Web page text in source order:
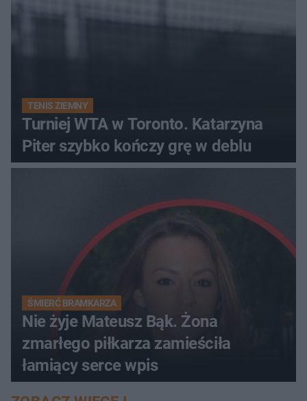
TENIS ZIEMNY
Turniej WTA w Toronto. Katarzyna
Piter szybko kończy grę w deblu
ŚMIERĆ BRAMKARZA
Nie żyje Mateusz Bąk. Żona
zmarłego piłkarza zamieściła
łamiący serce wpis